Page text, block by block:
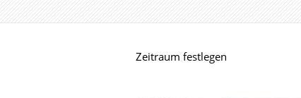
Zeitraum festlegen